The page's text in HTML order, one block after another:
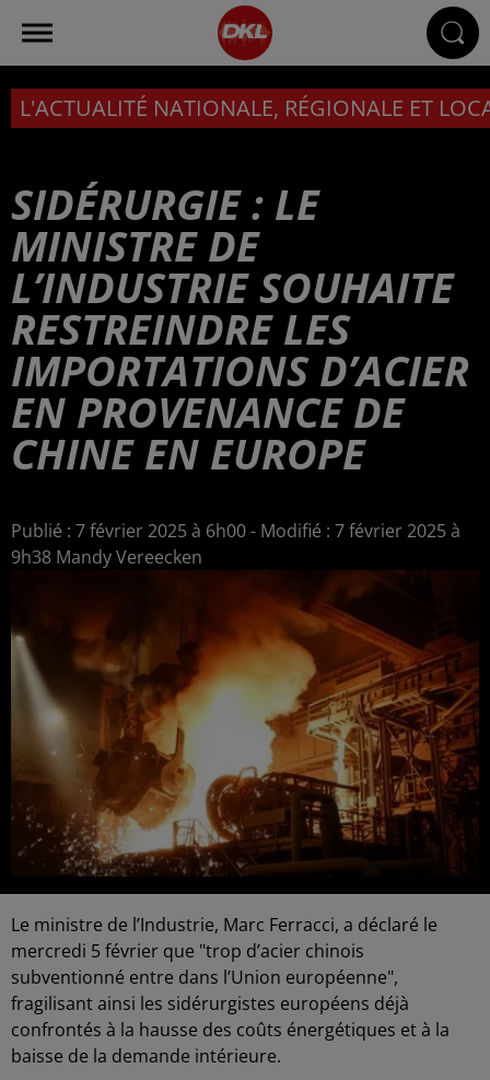
L'ACTUALITÉ NATIONALE, RÉGIONALE ET
SIDÉRURGIE : LE
MINISTRE DE
L’INDUSTRIE SOUHAITE
RESTREINDRE LES
IMPORTATIONS D’ACIER
EN PROVENANCE DE
CHINE EN EUROPE
Publié : 7 février 2025 à 6h00 - Modifié : 7 février 2025 à
9h38 Mandy Vereecken
Le ministre de l’Industrie, Marc Ferracci, a déclaré le
mercredi 5 février que "trop d’acier chinois
subventionné entre dans l’Union européenne",
fragilisant ainsi les sidérurgistes européens déjà
confrontés à la hausse des coûts énergétiques et à la
baisse de la demande intérieure.